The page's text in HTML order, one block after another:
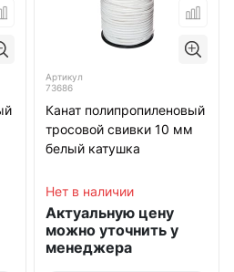
Артикул
73686
Канат полипропиленовый
тросовой свивки 10 мм
белый катушка
Нет в наличии
Актуальную цену
можно уточнить у
менеджера